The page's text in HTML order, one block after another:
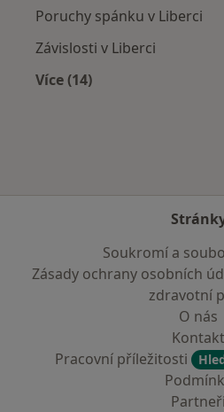
Poruchy spánku v Liberci
Závislosti v Liberci
Více (14)
Soukromí a
Zásady ochrany osobních
zdravotní
O nás
Kontakt
Pracovní příležitosti
Partneři